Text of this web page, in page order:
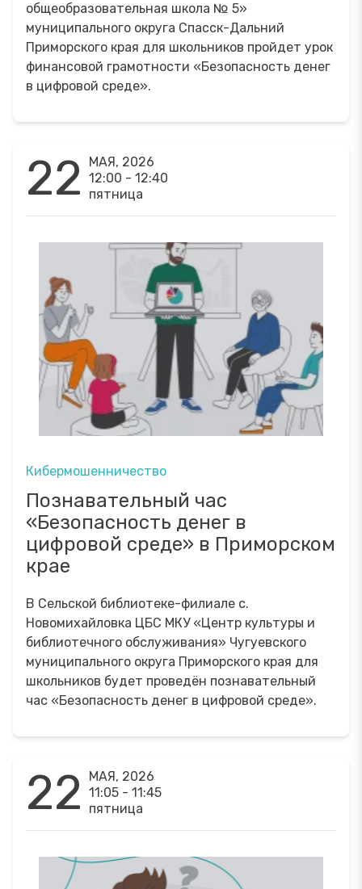
общеобразовательная школа № 5»
муниципального округа Спасск-Дальний
Приморского края для школьников пройдет урок
финансовой грамотности «Безопасность денег
в цифровой среде».
22
МАЯ, 2026
12:00 - 12:40
пятница
Кибермошенничество
Познавательный час
«Безопасность денег в
цифровой среде» в Приморском
крае
В Сельской библиотеке-филиале с.
Новомихайловка ЦБС МКУ «Центр культуры и
библиотечного обслуживания» Чугуевского
муниципального округа Приморского края для
школьников будет проведён познавательный
час «Безопасность денег в цифровой среде».
22
МАЯ, 2026
11:05 - 11:45
пятница